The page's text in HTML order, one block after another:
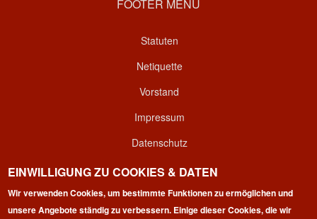
FOOTER MENU
Statuten
Netiquette
Vorstand
Impressum
Datenschutz
Kontakt
Login
EINWILLIGUNG ZU COOKIES & DATEN
Wir verwenden Cookies, um bestimmte Funktionen zu ermöglichen und
unsere Angebote ständig zu verbessern. Einige dieser Cookies, die wir